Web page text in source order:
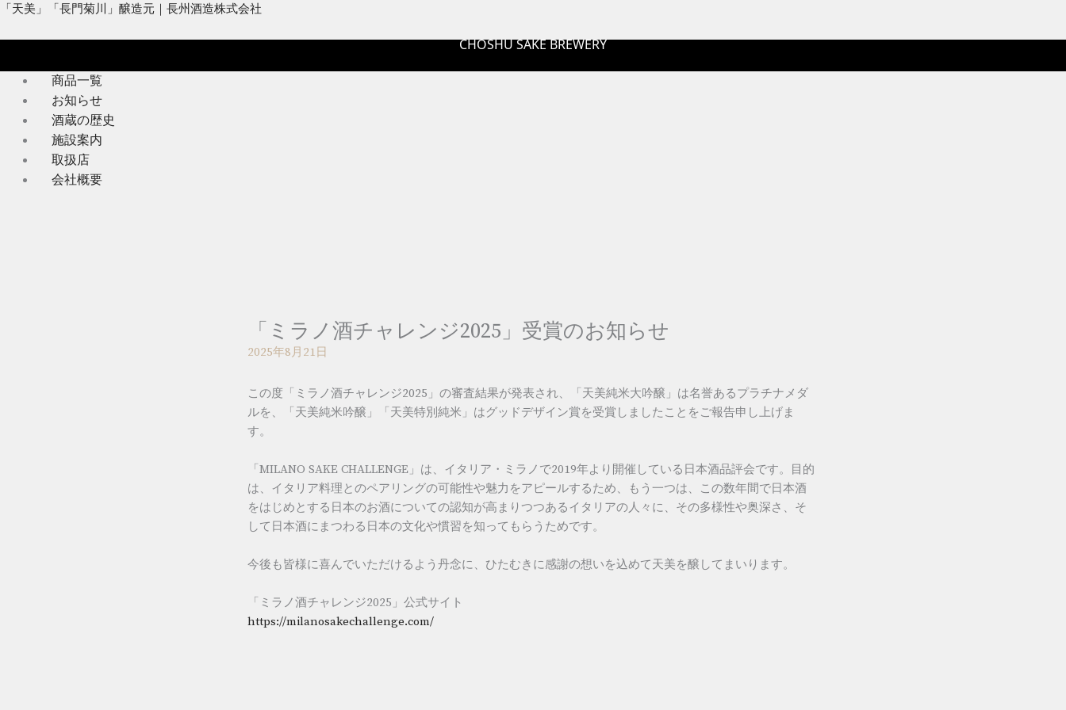
内「天美」「長門菊川」醸造元｜長州酒造株式会社
CHOSHU SAKE BREWERY
メ
商品一覧
お知らせ
酒蔵の歴史
施設案内
取扱店
会社概要
「ミラノ酒チャレンジ2025」受賞のお知らせ
2025年8月21日
この度「ミラノ酒チャレンジ2025」の審査結果が発表され、「天美純米大吟醸」は名誉あるプラチナメダ
ルを、「天美純米吟醸」「天美特別純米」はグッドデザイン賞を受賞しましたことをご報告申し上げま
す。
「MILANO SAKE CHALLENGE」は、イタリア・ミラノで2019年より開催している日本酒品評会です。目的
は、イタリア料理とのペアリングの可能性や魅力をアピールするため、もう一つは、この数年間で日本酒
をはじめとする日本のお酒についての認知が高まりつつあるイタリアの人々に、その多様性や奥深さ、そ
して日本酒にまつわる日本の文化や慣習を知ってもらうためです。
今後も皆様に喜んでいただけるよう丹念に、ひたむきに感謝の想いを込めて天美を醸してまいります。
「ミラノ酒チャレンジ2025」公式サイト
https://milanosakechallenge.com/